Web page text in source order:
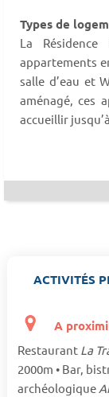
Types de
La
appartements
salle d’eau et
aménagé, ces
accueillir
ACTIVITÉS
A
Restaurant La
2000m • Bar,
archéologique